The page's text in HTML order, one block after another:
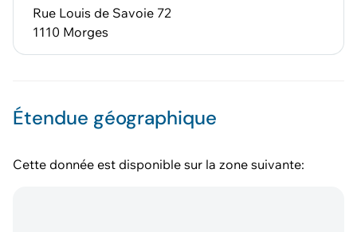
Rue Louis de Savoie 72
1110 Morges
Étendue géographique
Cette donnée est disponible sur la zone suivante: